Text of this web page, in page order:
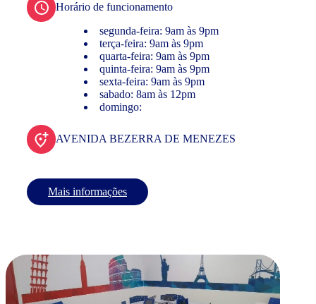
Horário de funcionamento
segunda-feira: 9am às 9pm
terça-feira: 9am às 9pm
quarta-feira: 9am às 9pm
quinta-feira: 9am às 9pm
sexta-feira: 9am às 9pm
sabado: 8am às 12pm
domingo:
AVENIDA BEZERRA DE MENEZES
Mais informações